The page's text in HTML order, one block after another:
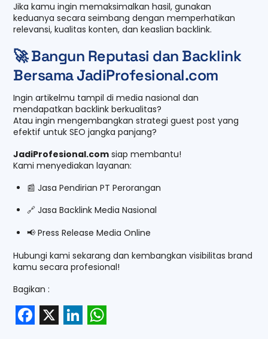
Jika kamu ingin memaksimalkan hasil, gunakan
keduanya secara seimbang dengan memperhatikan
relevansi, kualitas konten, dan keaslian backlink.
🚀 Bangun Reputasi dan Backlink
Bersama JadiProfesional.com
Ingin artikelmu tampil di media nasional dan
mendapatkan backlink berkualitas?
Atau ingin mengembangkan strategi guest post yang
efektif untuk SEO jangka panjang?
JadiProfesional.com siap membantu!
Kami menyediakan layanan:
📰 Jasa Pendirian PT Perorangan
🔗 Jasa Backlink Media Nasional
📢 Press Release Media Online
Hubungi kami sekarang dan kembangkan visibilitas brand
kamu secara profesional!
Bagikan :